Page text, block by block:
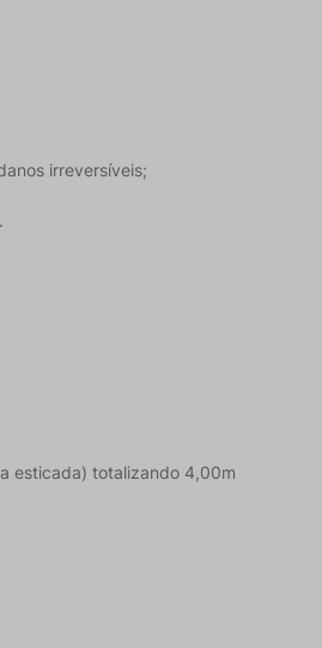
irreversíveis;
esticada) totalizando 4,00m